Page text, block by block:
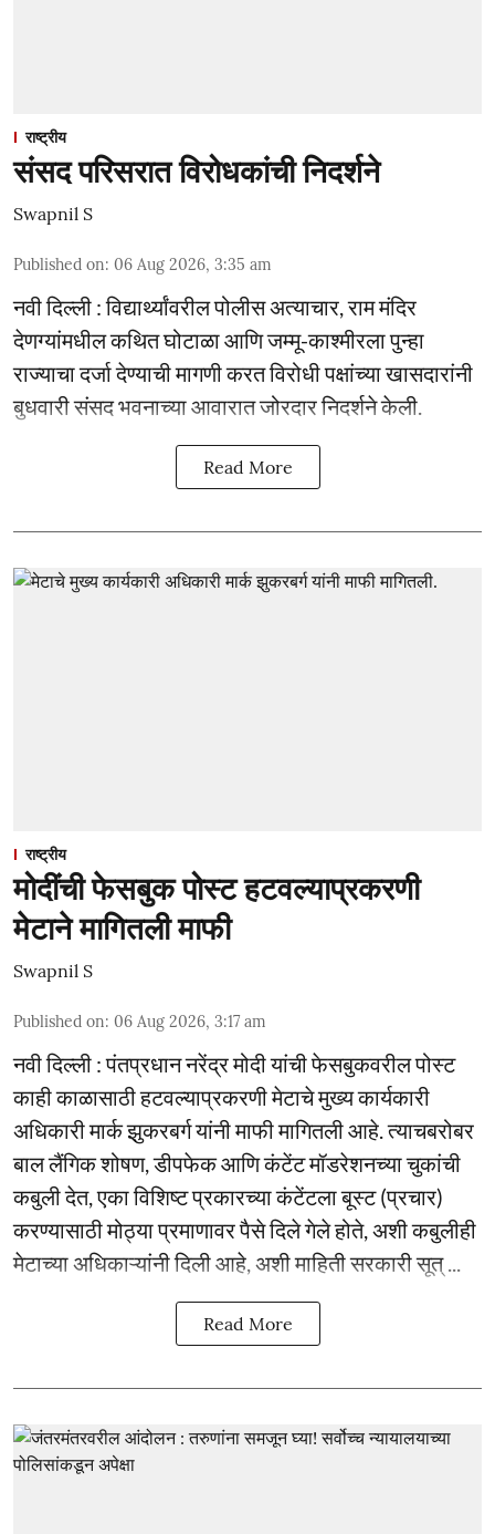
राष्ट्रीय
संसद परिसरात विरोधकांची निदर्शने
Swapnil S
Published on: 06 Aug 2026, 3:35 am
नवी दिल्ली : विद्यार्थ्यांवरील पोलीस अत्याचार, राम मंदिर
देणग्यांमधील कथित घोटाळा आणि जम्मू-काश्मीरला पुन्हा
राज्याचा दर्जा देण्याची मागणी करत विरोधी पक्षांच्या खासदारांनी
बुधवारी संसद भवनाच्या आवारात जोरदार निदर्शने केली.
Read More
राष्ट्रीय
मोदींची फेसबुक पोस्ट हटवल्याप्रकरणी
मेटाने मागितली माफी
Swapnil S
Published on: 06 Aug 2026, 3:17 am
नवी दिल्ली : पंतप्रधान नरेंद्र मोदी यांची फेसबुकवरील पोस्ट
काही काळासाठी हटवल्याप्रकरणी मेटाचे मुख्य कार्यकारी
अधिकारी मार्क झुकरबर्ग यांनी माफी मागितली आहे. त्याचबरोबर
बाल लैंगिक शोषण, डीपफेक आणि कंटेंट मॉडरेशनच्या चुकांची
कबुली देत, एका विशिष्ट प्रकारच्या कंटेंटला बूस्ट (प्रचार)
करण्यासाठी मोठ्या प्रमाणावर पैसे दिले गेले होते, अशी कबुलीही
मेटाच्या अधिकाऱ्यांनी दिली आहे, अशी माहिती सरकारी सूत् ...
Read More